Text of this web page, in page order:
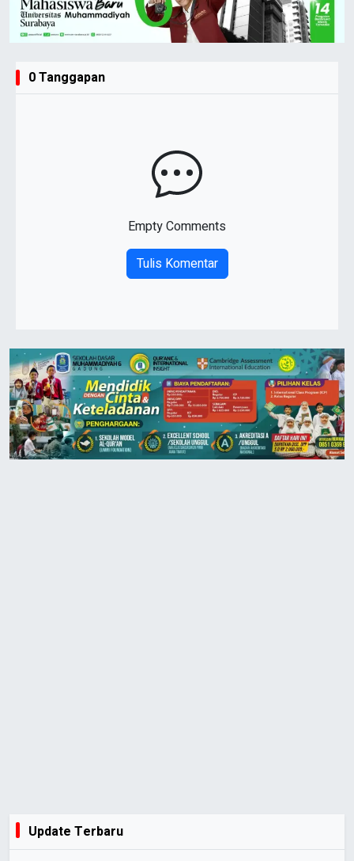
0 Tanggapan
Empty Comments
Tulis Komentar
Update Terbaru